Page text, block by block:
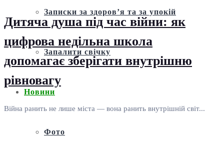
Записки за здоров’я та за упокій
Запалити свічку
Новини
Фото
Дитяча душа під час війни: як
цифрова недільна школа
допомагає зберігати внутрішню
рівновагу
Війна ранить не лише міста — вона ранить внутрішній світ...